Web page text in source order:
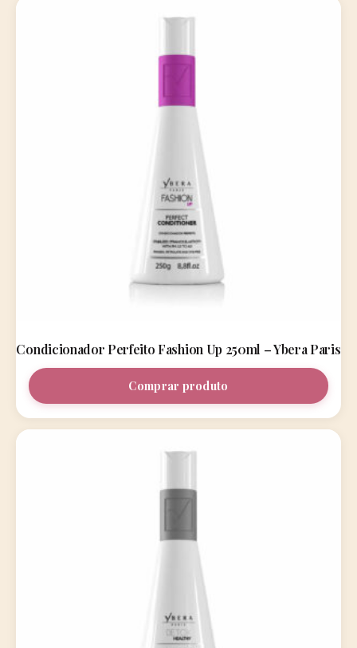
Condicionador Perfeito Fashion Up 250ml – Ybera Paris
Comprar produto